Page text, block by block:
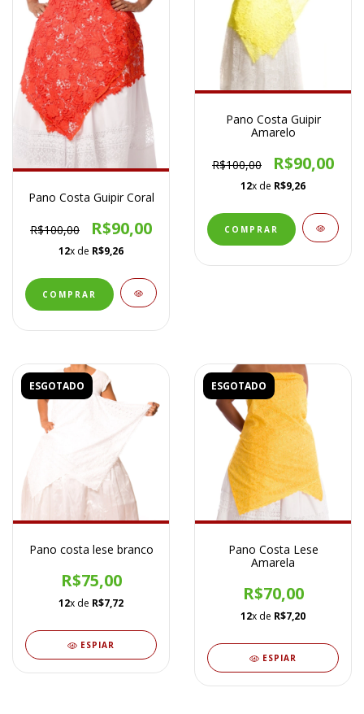
Pano Costa Guipir Coral
R$100,00 R$90,00
12x de R$9,26
Pano Costa Guipir
Amarelo
R$100,00 R$90,00
12x de R$9,26
ESGOTADO
Pano costa lese branco
R$75,00
12x de R$7,72
ESPIAR
ESGOTADO
Pano Costa Lese
Amarela
R$70,00
12x de R$7,20
ESPIAR